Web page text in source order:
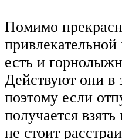
Помимо
есть и
Действуют они в
поэтому если
получается
не стоит